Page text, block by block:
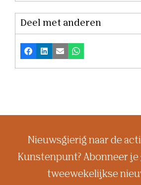
Deel met anderen
Facebook
LinkedInE-mailWhatsapp
Nieuwsgierig naar de
Kunstenpunt? Abonneer
tweewekelijkse